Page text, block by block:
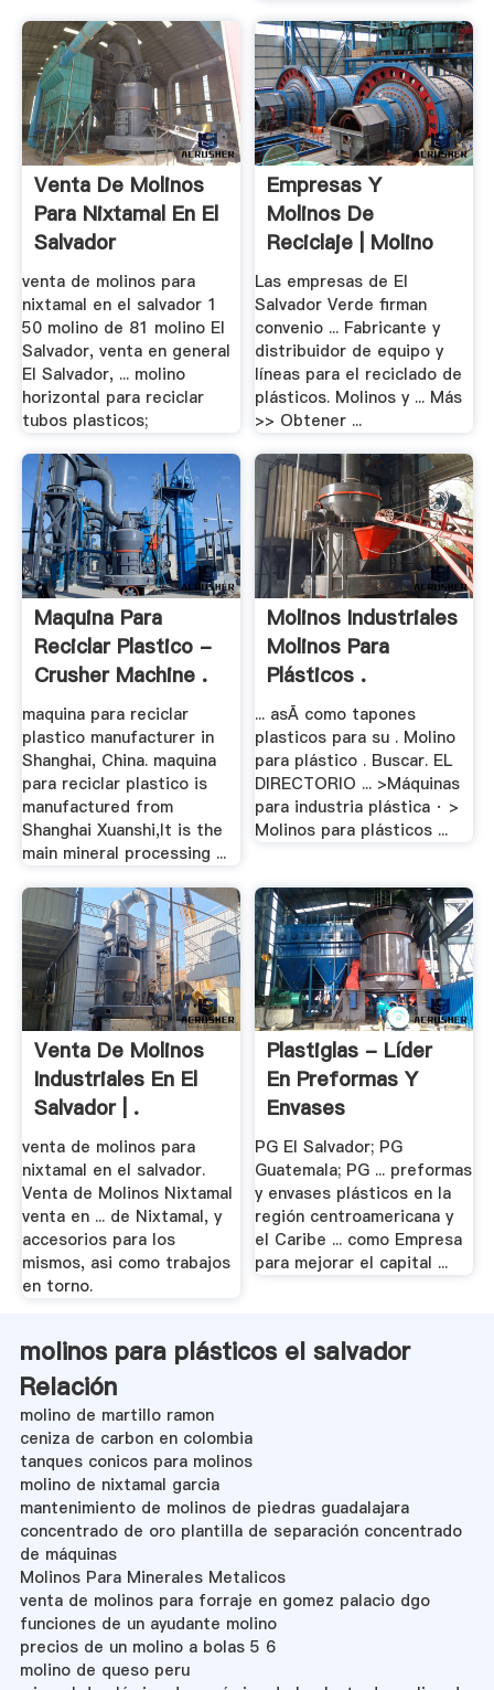
Venta De Molinos
Para Nixtamal En El
Salvador
venta de molinos para
nixtamal en el salvador 1
50 molino de 81 molino El
Salvador, venta en general
El Salvador, ... molino
horizontal para reciclar
tubos plasticos;
Empresas Y
Molinos De
Reciclaje | Molino
De .
Las empresas de El
Salvador Verde firman
convenio ... Fabricante y
distribuidor de equipo y
líneas para el reciclado de
plásticos. Molinos y ... Más
>> Obtener ...
Maquina Para
Reciclar Plastico -
Crusher Machine .
maquina para reciclar
plastico manufacturer in
Shanghai, China. maquina
para reciclar plastico is
manufactured from
Shanghai Xuanshi,It is the
main mineral processing ...
Molinos Industriales
Molinos Para
Plásticos .
... asÃ como tapones
plasticos para su . Molino
para plástico . Buscar. EL
DIRECTORIO ... >Máquinas
para industria plástica · >
Molinos para plásticos ...
Venta De Molinos
Industriales En El
Salvador | .
venta de molinos para
nixtamal en el salvador.
Venta de Molinos Nixtamal
venta en ... de Nixtamal, y
accesorios para los
mismos, asi como trabajos
en torno.
Plastiglas - Líder
En Preformas Y
Envases
PG El Salvador; PG
Guatemala; PG ... preformas
y envases plásticos en la
región centroamericana y
el Caribe ... como Empresa
para mejorar el capital ...
molinos para plásticos el salvador
Relación
molino de martillo ramon
ceniza de carbon en colombia
tanques conicos para molinos
molino de nixtamal garcia
mantenimiento de molinos de piedras guadalajara
concentrado de oro plantilla de separación concentrado
de máquinas
Molinos Para Minerales Metalicos
venta de molinos para forraje en gomez palacio dgo
funciones de un ayudante molino
precios de un molino a bolas 5 6
molino de queso peru